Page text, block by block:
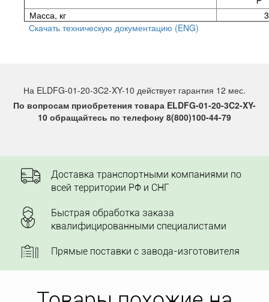
Масса, кг
Скачать техническую документацию (ENG)
На ELDFG-01-20-3C2-XY-10 действует гарантия 12 мес.
По вопросам приобретения товара ELDFG-01-20-3C2-XY-
10 обращайтесь по телефону 8(800)100-44-79
Доставка транспортными компаниями по
всей территории РФ и СНГ
Быстрая обработка заказа
квалифицированными специалистами
Прямые поставки с завода-изготовителя